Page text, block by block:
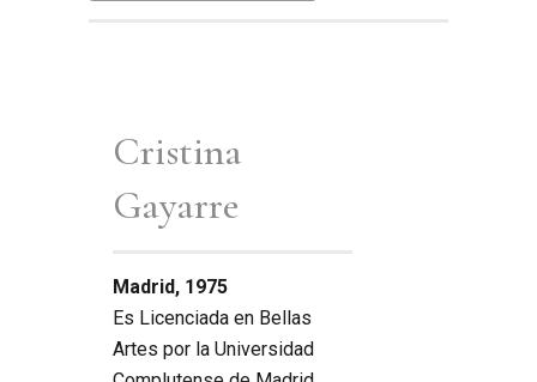
Cristina
Gayarre
Madrid, 1975
Es Licenciada en Bellas
Artes por la Universidad